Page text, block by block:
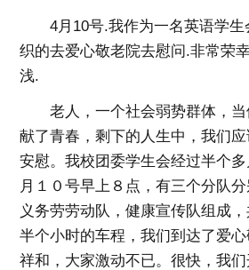
4月10号.我作为一名英语学生
织的去爱心敬老院去慰问.非常荣
浅.
老人，一个社会弱势群体，当
献了青春，剩下的人生中，我们
安慰。我校团委学生会经过半个
月１０号早上８点，有三个分队
义务劳劳动队，健康宣传队组成
半个小时的车程，我们到达了爱
祥和，大家激动不已。很快，我